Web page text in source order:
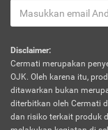
Disclaimer:
Cermati merupakan
OJK. Oleh karena itu,
ditawarkan bukan
diterbitkan oleh Cermati
dan risiko terkait produk